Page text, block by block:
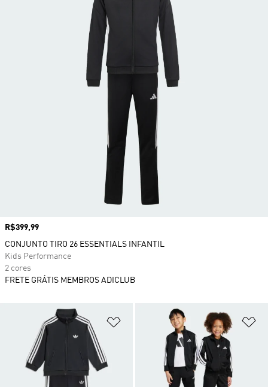
Adicionar à Lista de Desejos
Preço
R$399,99
CONJUNTO TIRO 26 ESSENTIALS INFANTIL
Kids Performance
2 cores
FRETE GRÁTIS MEMBROS ADICLUB